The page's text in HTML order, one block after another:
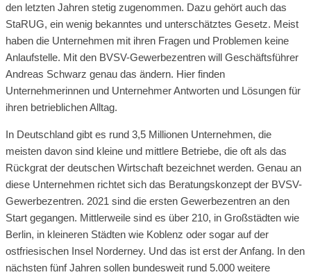
den letzten Jahren stetig zugenommen. Dazu gehört auch das
StaRUG, ein wenig bekanntes und unterschätztes Gesetz. Meist
haben die Unternehmen mit ihren Fragen und Problemen keine
Anlaufstelle. Mit den BVSV-Gewerbezentren will Geschäftsführer
Andreas Schwarz genau das ändern. Hier finden
Unternehmerinnen und Unternehmer Antworten und Lösungen für
ihren betrieblichen Alltag.
In Deutschland gibt es rund 3,5 Millionen Unternehmen, die
meisten davon sind kleine und mittlere Betriebe, die oft als das
Rückgrat der deutschen Wirtschaft bezeichnet werden. Genau an
diese Unternehmen richtet sich das Beratungskonzept der BVSV-
Gewerbezentren. 2021 sind die ersten Gewerbezentren an den
Start gegangen. Mittlerweile sind es über 210, in Großstädten wie
Berlin, in kleineren Städten wie Koblenz oder sogar auf der
ostfriesischen Insel Norderney. Und das ist erst der Anfang. In den
nächsten fünf Jahren sollen bundesweit rund 5.000 weitere